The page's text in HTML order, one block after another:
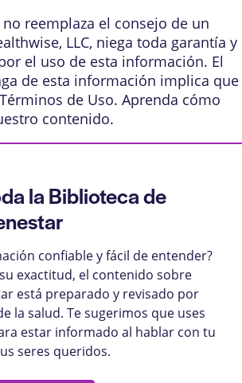
reemplaza el consejo de un
LLC, niega toda garantía y
el uso de esta información. El
de esta información implica que
Términos de Uso. Aprenda cómo
contenido.
la Biblioteca de
confiable y fácil de entender?
exactitud, el contenido sobre
está preparado y revisado por
la salud. Te sugerimos que uses
estar informado al hablar con tu
seres queridos.